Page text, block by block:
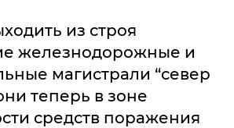
из строя
железнодорожные и
магистрали “север
теперь в зоне
средств поражения